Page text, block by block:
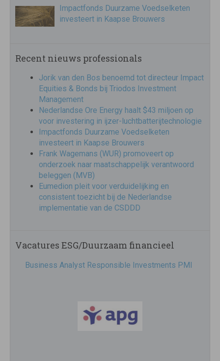
Impactfonds Duurzame Voedselketen
investeert in Kaapse Brouwers
Recent nieuws professionals
Jorik van den Bos benoemd tot directeur Impact
Equities & Bonds bij Triodos Investment
Management
Nederlandse Ore Energy haalt $43 miljoen op
voor investering in ijzer-luchtbatterijtechnologie
Impactfonds Duurzame Voedselketen
investeert in Kaapse Brouwers
Frank Wagemans (WUR) promoveert op
onderzoek naar maatschappelijk verantwoord
beleggen (MVB)
Eumedion pleit voor verduidelijking en
consistent toezicht bij de Nederlandse
implementatie van de CSDDD
Vacatures ESG/Duurzaam financieel
Business Analyst Responsible Investments PMI